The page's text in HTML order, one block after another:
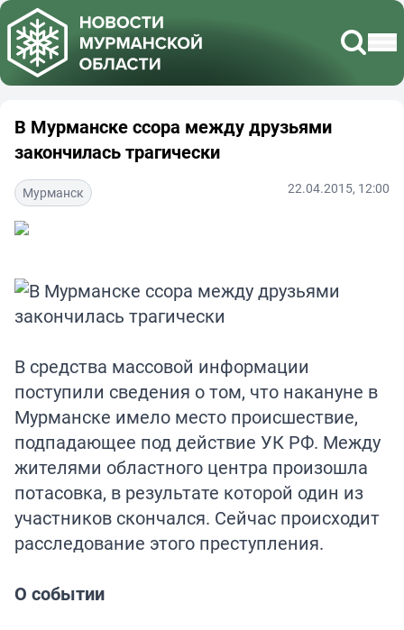
В Мурманске ссора между друзьями
закончилась трагически
Мурманск 22.04.2015, 12:00
В средства массовой информации
поступили сведения о том, что накануне в
Мурманске имело место происшествие,
подпадающее под действие УК РФ. Между
жителями областного центра произошла
потасовка, в результате которой один из
участников скончался. Сейчас происходит
расследование этого преступления.
О событии